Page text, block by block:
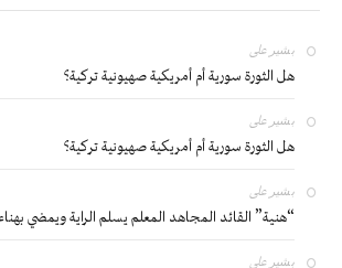
بشير على
هل الثورة سورية أم أمريكية صهيونية تركية؟
بشير على
هل الثورة سورية أم أمريكية صهيونية تركية؟
بشير على
“هنية” القائد المجاهد المعلم يسلم الراية ويمضي بهناء
بشير على